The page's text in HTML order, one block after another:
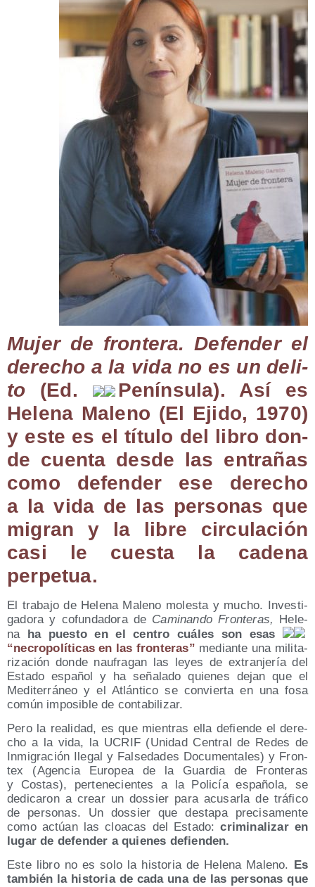
Mujer de fron­te­ra. Defen­der el
dere­cho a la vida no es un deli­
to (Ed. Penín­su­la). Así es
Hele­na Maleno (El Eji­do, 1970)
y este es el títu­lo del libro don­
de cuen­ta des­de las entra­ñas
como defen­der ese dere­cho
a la vida de las per­so­nas que
migran y la libre cir­cu­la­ción
casi le cues­ta la cade­na
perpetua.
El tra­ba­jo de Hele­na Maleno moles­ta y mucho. Inves­ti­
ga­do­ra y cofun­da­do­ra de Cami­nan­do Fron­te­ras, Hele­
na ha pues­to en el cen­tro cuá­les son esas
“necro­po­lí­ti­cas en las fron­te­ras” median­te una mili­ta­
ri­za­ción don­de nau­fra­gan las leyes de extran­je­ría del
Esta­do espa­ñol y ha seña­la­do quie­nes dejan que el
Medi­te­rrá­neo y el Atlán­ti­co se con­vier­ta en una fosa
común impo­si­ble de contabilizar.
Pero la reali­dad, es que mien­tras ella defien­de el dere­
cho a la vida, la UCRIF (Uni­dad Cen­tral de Redes de
Inmi­gra­ción Ile­gal y Fal­se­da­des Docu­men­ta­les) y Fron­
tex (Agen­cia Euro­pea de la Guar­dia de Fron­te­ras
y Cos­tas), per­te­ne­cien­tes a la Poli­cía espa­ño­la, se
dedi­ca­ron a crear un dos­sier para acu­sar­la de trá­fi­co
de per­so­nas. Un dos­sier que des­ta­pa pre­ci­sa­men­te
como actúan las cloa­cas del Esta­do:cri­mi­na­li­zar en
lugar de defen­der a quie­nes defienden.
Este libro no es solo la his­to­ria de Hele­na Maleno.
Es
tam­bién la his­to­ria de cada una de las per­so­nas que